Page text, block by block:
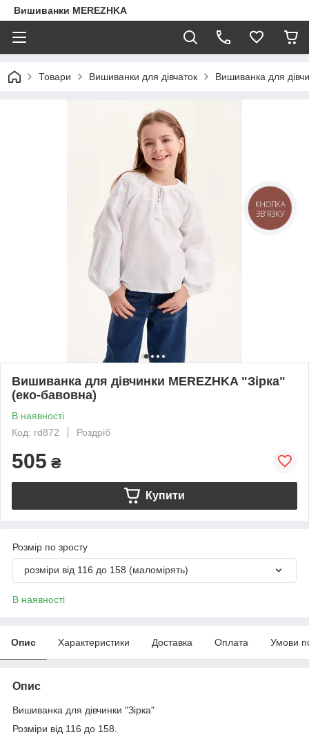
Вишиванки MEREZHKA
Товари Вишиванки для дівчаток Вишиванка для
Вишиванка для дівчинки MEREZHKA "Зірка"
(еко-бавовна)
В наявності
Код: rd872
Роздріб
505 ₴
Купити
Розмір по зросту
розміри від 116 до 158 (маломірять)
В наявності
Опис Характеристики Доставка Оплата Умови
Опис
Вишиванка для дівчинки "Зірка"
Розміри від 116 до 158.
КНОПКА
ЗВ'ЯЗКУ